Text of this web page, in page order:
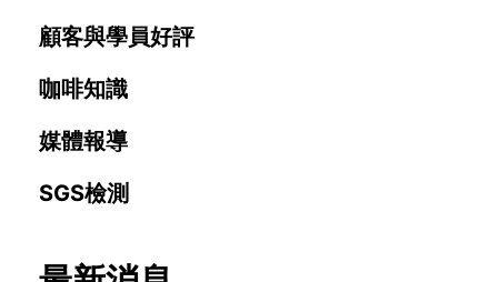
顧客與學員好評
咖啡知識
媒體報導
SGS檢測